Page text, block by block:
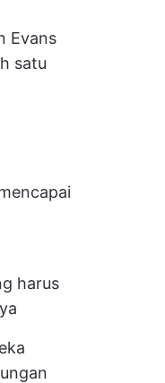
Evans
satu
harus